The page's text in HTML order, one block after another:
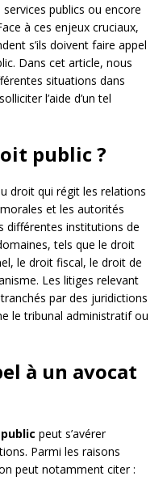
publics ou encore
à ces enjeux cruciaux,
s’ils doivent faire appel
Dans cet article, nous
situations dans
l’aide d’un tel
public ?
droit qui régit les relations
et les autorités
différentes institutions de
tels que le droit
le droit fiscal, le droit de
Les litiges relevant
par des juridictions
le tribunal administratif ou
à un avocat
peut s’avérer
Parmi les raisons
peut notamment citer :